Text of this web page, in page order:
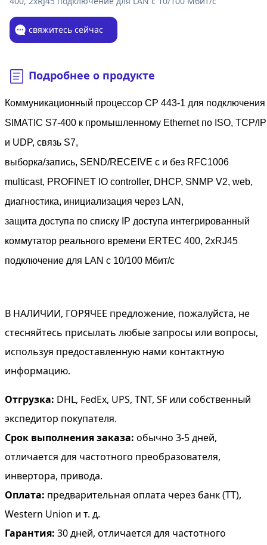
свяжитесь сейчас
Подробнее о продукте
Коммуникационный процессор CP 443-1 для подключения
SIMATIC S7-400 к промышленному Ethernet по ISO, TCP/IP
и UDP, связь S7,
выборка/запись, SEND/RECEIVE с и без RFC1006
multicast, PROFINET IO controller, DHCP, SNMP V2, web,
диагностика, инициализация через LAN,
защита доступа по списку IP доступа интегрированный
коммутатор реального времени ERTEC 400, 2xRJ45
подключение для LAN с 10/100 Мбит/с
В НАЛИЧИИ, ГОРЯЧЕЕ предложение, пожалуйста, не
стесняйтесь присылать любые запросы или вопросы,
используя предоставленную нами контактную
информацию.
Отгрузка: DHL, FedEx, UPS, TNT, SF или собственный
экспедитор покупателя.
Срок выполнения заказа: обычно 3-5 дней,
отличается для частотного преобразователя,
инвертора, привода.
Оплата: предварительная оплата через банк (TT),
Western Union и т. д.
Гарантия: 30 дней, отличается для частотного